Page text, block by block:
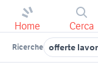
Home Cerca
Ricerche offerte